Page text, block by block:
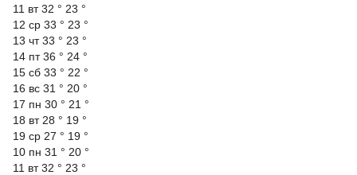
11 вт32 ° 23 °
12 ср 33 ° 23 °
13 чт33 ° 23 °
14 пт36 ° 24 °
15 сб 33 ° 22 °
16 вс 31 ° 20 °
17 пн 30 ° 21 °
18 вт 28 ° 19 °
19 ср 27 ° 19 °
10 пн 31 ° 20 °
11 вт32 ° 23 °